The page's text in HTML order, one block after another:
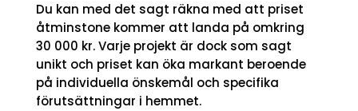
Du kan med det sagt räkna med att priset
åtminstone kommer att landa på omkring
30 000 kr. Varje projekt är dock som sagt
unikt och priset kan öka markant beroende
på individuella önskemål och specifika
förutsättningar i hemmet.